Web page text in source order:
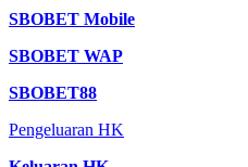
SBOBET Mobile
SBOBET WAP
SBOBET88
Pengeluaran HK